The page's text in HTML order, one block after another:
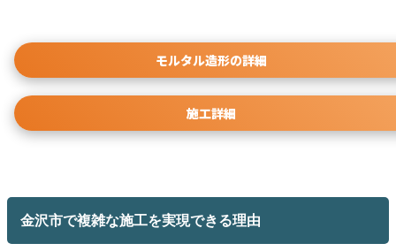
モルタル造形の詳細
施工詳細
金沢市で複雑な施工を実現できる理由